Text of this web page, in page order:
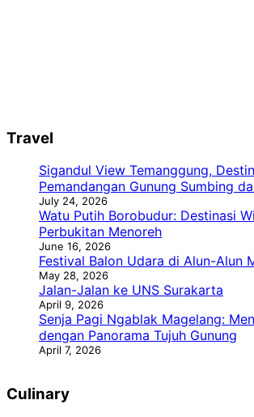
Travel
Sigandul View Temanggung,
Pemandangan Gunung Sumbing
July 24, 2026
Watu Putih Borobudur: Destinasi
Perbukitan Menoreh
June 16, 2026
Festival Balon Udara di Alun-Alun
May 28, 2026
Jalan-Jalan ke UNS Surakarta
April 9, 2026
Senja Pagi Ngablak Magelang:
dengan Panorama Tujuh Gunung
April 7, 2026
Culinary